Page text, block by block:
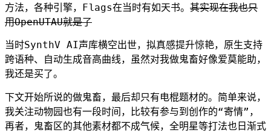
方法，各种引擎，Flags在当时有如天书。 其实现在我也只
用OpenUTAU就是了
当时SynthV AI声库横空出世，拟真感提升惊艳，原生支持
跨语种、自动生成音高曲线，虽然对我做鬼畜好像爱莫能助，
我还是买了。
下文开始所说的做鬼畜，最后却只有电棍题材的。简单来说，
我关注动物园也有一段时间，比较有参与到创作的“寄情”，
再者，鬼畜区的其他素材都不成气候，全明星等打法也日渐式